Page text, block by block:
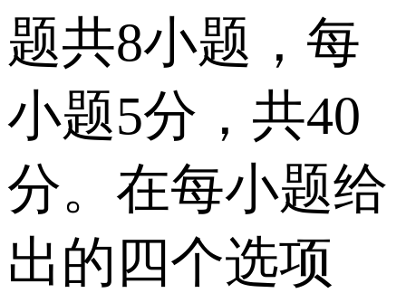
题共8小题，每
小题5分，共40
分。在每小题给
出的四个选项